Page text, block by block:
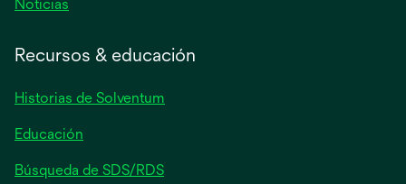
Noticias
pestaña
Recursos & educación
Historias de Solventum
Educación
Búsqueda de SDS/RDS